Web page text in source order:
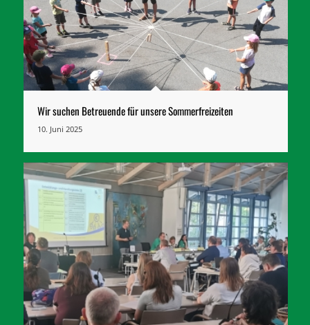
Wir suchen Betreuende für unsere Sommerfreizeiten
10. Juni 2025